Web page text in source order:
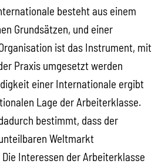
besteht aus einem
Grundsätzen, und einer
ist das Instrument, mit
Praxis umgesetzt werden
einer Internationale ergibt
Lage der Arbeiterklasse.
bestimmt, dass der
Weltmarkt
Interessen der Arbeiterklasse